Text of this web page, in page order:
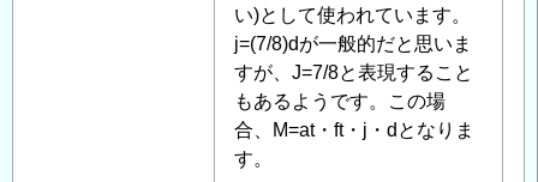
い)として使われています。
j=(7/8)dが一般的だと思いま
すが、J=7/8と表現すること
もあるようです。この場
合、M=at・ft・j・dとなりま
す。